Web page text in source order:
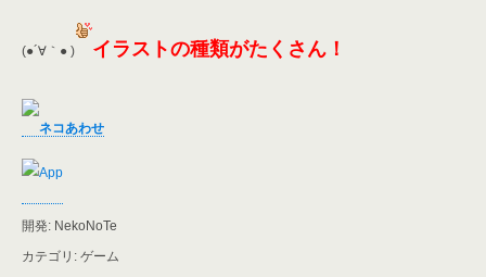
(●´∀｀● ) イラストの種類がたくさん！
ネコあわせ
開発: NekoNoTe
カテゴリ: ゲーム